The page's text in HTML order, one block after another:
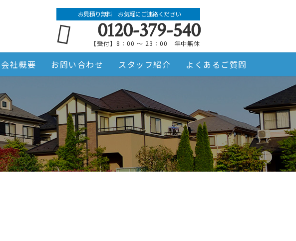
お見積り無料 お気軽にご連絡ください
0120-379-540
【受付】8：00 ～ 23：00 年中無休
会社概要 お問い合わせ スタッフ紹介 よくあるご質問